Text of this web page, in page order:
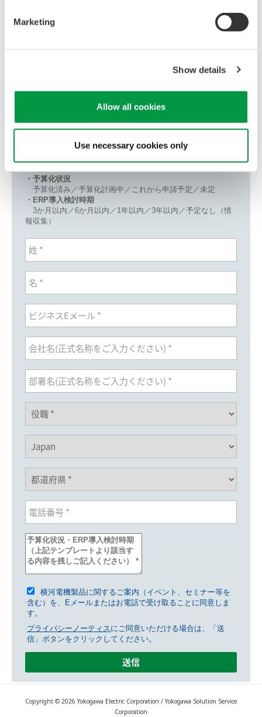
Marketing
Show details
Allow all cookies
Use necessary cookies only
の付いている項目は、必ずご入力ください。
入力が終わりましたら、下の「送信」ボタンを押してくださ
下記テンプレートを「予算化状況・ERP導入検討時期」欄に
該当する内容のみ残してご記入ください。
・予算化状況
予算化済み／予算化計画中／これから申請予定／未定
・ERP導入検討時期
3か月以内／6か月以内／1年以内／3年以内／予定なし（情
報収集）
横河電機製品に関するご案内（イベント、セミナー等を
含む）を、Eメールまたはお電話で受け取ることに同意しま
す。
プライバシーノーティス にご同意いただける場合は、「送
信」ボタンをクリックしてください。
Copyright © 2026 Yokogawa Electric Corporation / Yokogawa Solution Service
Corporation